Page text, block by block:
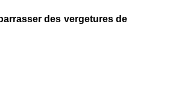
des vergetures de